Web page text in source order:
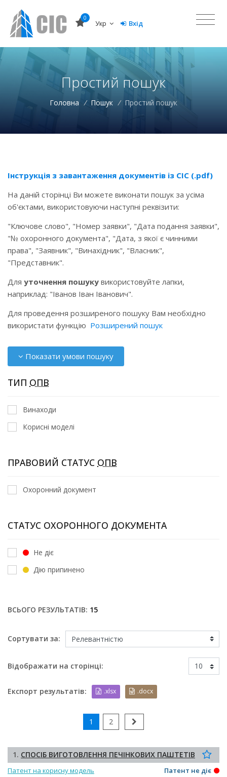
0
Укр Вхід
Простий пошук
Головна / Пошук / Простий пошук
Інструкція з завантаження документів із СІС (.pdf)
На даній сторінці Ви можете виконати пошук за усіма
об'єктами, використовуючи наступні реквізити:
"Ключове слово", "Номер заявки", "Дата подання заявки",
"№ охоронного документа", "Дата, з якої є чинними
права", "Заявник", "Винахідник", "Власник",
"Представник".
Для уточнення пошуку використовуйте лапки,
наприклад: "Іванов Іван Іванович".
Для проведення розширеного пошуку Вам необхідно
використати функцію Розширений пошук
Показати умови пошуку
ТИП ОПВ
Винаходи
Корисні моделі
ПРАВОВИЙ СТАТУС ОПВ
Охоронний документ
СТАТУС ОХОРОННОГО ДОКУМЕНТА
Не діє
Дію припинено
ВСЬОГО РЕЗУЛЬТАТІВ: 15
Сортувати за:
Відображати на сторінці:
Експорт результатів: .xlsx .docx
1 2
1. СПОСІБ ВИГОТОВЛЕННЯ ПЕЧІНКОВИХ ПАШТЕТІВ
Патент на корисну модель
Патент не діє